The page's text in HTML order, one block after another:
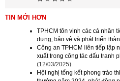
TIN MỚI HƠN
TPHCM tôn vinh các cá nhân
dựng, bảo vệ và phát triển
Công an TPHCM liên tiếp lập
xuất trong công tác đấu tranh
(12/03/2025)
Hội nghị tổng kết phong trào